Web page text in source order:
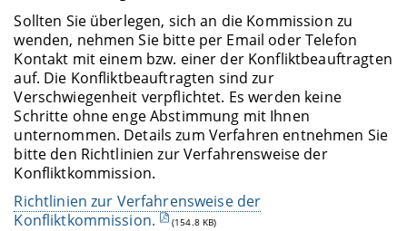
Sollten Sie überlegen, sich an die Kommission zu
wenden, nehmen Sie bitte per Email oder Telefon
Kontakt mit einem bzw. einer der Konfliktbeauftragten
auf. Die Konfliktbeauftragten sind zur
Verschwiegenheit verpflichtet. Es werden keine
Schritte ohne enge Abstimmung mit Ihnen
unternommen. Details zum Verfahren entnehmen Sie
bitte den Richtlinien zur Verfahrensweise der
Konfliktkommission.
Richtlinien zur Verfahrensweise der
Konfliktkommission.
(154.8 KB)